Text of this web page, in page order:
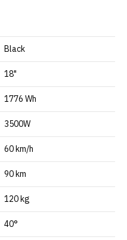
Black
18"
1776 Wh
3500W
60 km/h
90 km
120 kg
40°